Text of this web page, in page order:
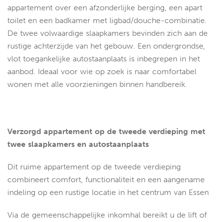
appartement over een afzonderlijke berging, een apart
toilet en een badkamer met ligbad/douche-combinatie.
De twee volwaardige slaapkamers bevinden zich aan de
rustige achterzijde van het gebouw. Een ondergrondse,
vlot toegankelijke autostaanplaats is inbegrepen in het
aanbod. Ideaal voor wie op zoek is naar comfortabel
wonen met alle voorzieningen binnen handbereik.
Verzorgd appartement op de tweede verdieping met
twee slaapkamers en autostaanplaats
Dit ruime appartement op de tweede verdieping
combineert comfort, functionaliteit en een aangename
indeling op een rustige locatie in het centrum van Essen
Via de gemeenschappelijke inkomhal bereikt u de lift of